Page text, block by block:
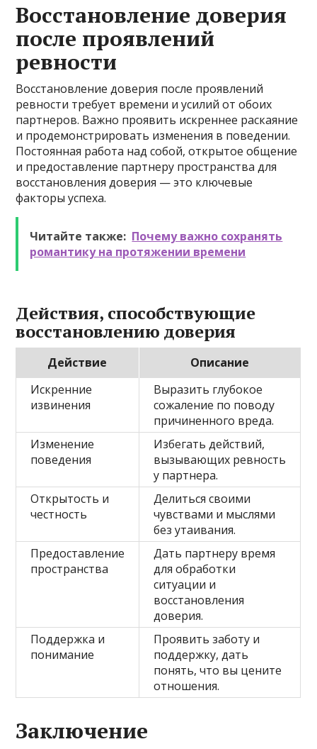
Восстановление доверия
после проявлений
ревности
Восстановление доверия после проявлений
ревности требует времени и усилий от обоих
партнеров. Важно проявить искреннее раскаяние
и продемонстрировать изменения в поведении.
Постоянная работа над собой, открытое общение
и предоставление партнеру пространства для
восстановления доверия — это ключевые
факторы успеха.
Читайте также: Почему важно сохранять
романтику на протяжении времени
Действия, способствующие
восстановлению доверия
Действие
Описание
Искренние
извинения
Выразить глубокое
сожаление по поводу
причиненного вреда.
Изменение
поведения
Избегать действий,
вызывающих ревность
у партнера.
Открытость и
честность
Делиться своими
чувствами и мыслями
без утаивания.
Предоставление
пространства
Дать партнеру время
для обработки
ситуации и
восстановления
доверия.
Поддержка и
понимание
Проявить заботу и
поддержку, дать
понять, что вы цените
отношения.
Заключение